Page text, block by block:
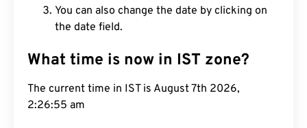
You can also change the date by clicking on
the date field.
What time is now in IST zone?
The current time in IST is August 7th 2026,
2:26:56 am